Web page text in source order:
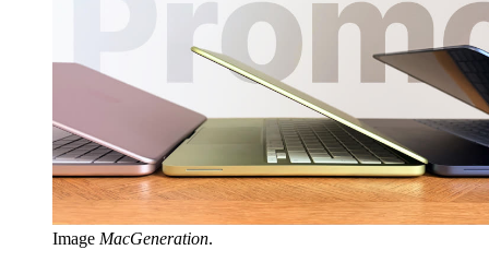
Image MacGeneration.